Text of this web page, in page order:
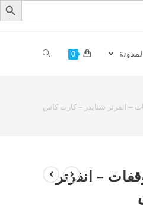
0
كنترول – 10 وقفات – انفرتر